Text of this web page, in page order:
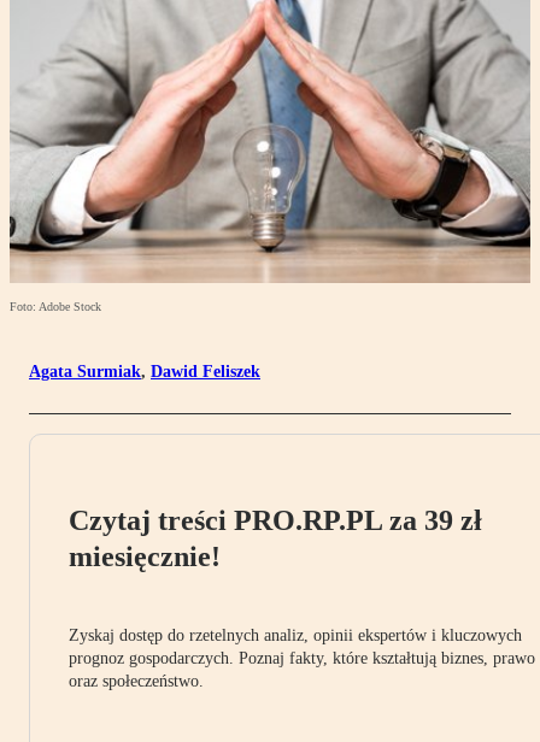
Foto: Adobe Stock
Agata Surmiak, Dawid Feliszek
Czytaj treści PRO.RP.PL za 39 zł
miesięcznie!
Zyskaj dostęp do rzetelnych analiz, opinii ekspertów i kluczowych
prognoz gospodarczych. Poznaj fakty, które kształtują biznes, prawo
oraz społeczeństwo.